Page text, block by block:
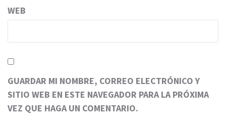
WEB
GUARDAR MI NOMBRE, CORREO ELECTRÓNICO Y
SITIO WEB EN ESTE NAVEGADOR PARA LA PRÓXIMA
VEZ QUE HAGA UN COMENTARIO.